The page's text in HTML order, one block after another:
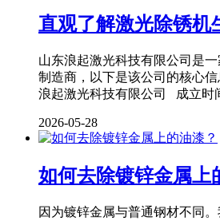
直观了解激光除锈机
山东浪起激光科技有限公司是
制造商，以下是该公司的核心
浪起激光科技有限公司 成立时
2026-05-28
如何去除镀锌金属上
因为镀锌金属与普通钢材不同